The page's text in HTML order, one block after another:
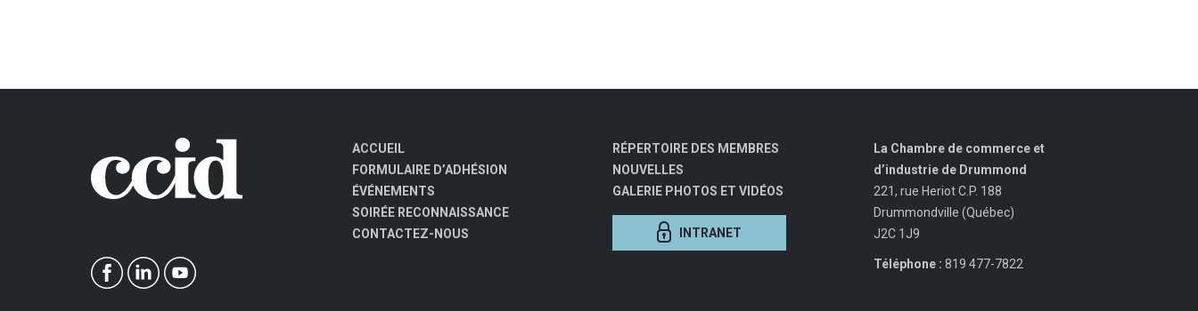
ACCUEIL
FORMULAIRE D’ADHÉSION
ÉVÉNEMENTS
SOIRÉE RECONNAISSANCE
CONTACTEZ-NOUS
RÉPERTOIRE DES MEMBRES
NOUVELLES
GALERIE PHOTOS ET VIDÉOS
INTRANET
La Chambre de commerce et
d’industrie de Drummond
221, rue Heriot C.P. 188
Drummondville (Québec)
J2C 1J9
Téléphone : 819 477-7822